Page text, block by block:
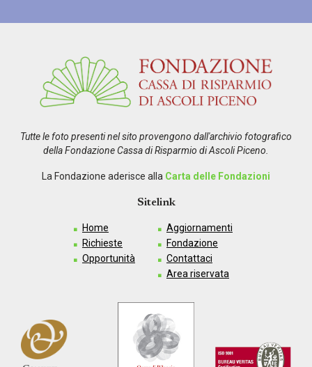
Tutte le foto presenti nel sito provengono dall'archivio fotografico
della Fondazione Cassa di Risparmio di Ascoli Piceno.
La Fondazione aderisce alla Carta delle Fondazioni
Sitelink
Home
Richieste
Opportunità
Aggiornamenti
Fondazione
Contattaci
Area riservata